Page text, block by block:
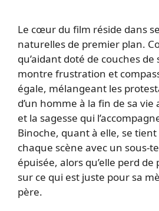
Le cœur du film réside dans
naturelles de premier plan.
qu’aidant doté de couches
montre frustration et
égale, mélangeant les
d’un homme à la fin de sa vie
et la sagesse qui
Binoche, quant à elle, se
chaque scène avec un sous-
épuisée, alors qu’elle perd de
sur ce qui est juste pour sa
père.